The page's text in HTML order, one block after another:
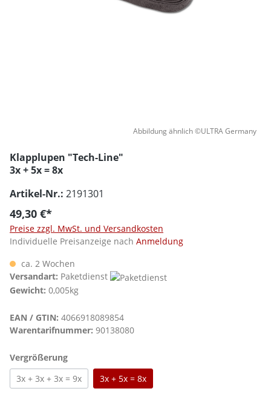
Abbildung ähnlich ©ULTRA Germany
Klapplupen "Tech-Line"
3x + 5x = 8x
Artikel-Nr.: 2191301
49,30 €*
Preise zzgl. MwSt. und Versandkosten
Individuelle Preisanzeige nach Anmeldung
ca. 2 Wochen
Versandart: Paketdienst
Gewicht: 0,005kg
EAN / GTIN: 4066918089854
Warentarifnummer: 90138080
Vergrößerungauswählen
3x + 3x + 3x = 9x
3x + 5x = 8x